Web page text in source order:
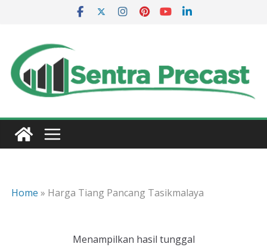
Home » Harga Tiang Pancang Tasikmalaya
Menampilkan hasil tunggal